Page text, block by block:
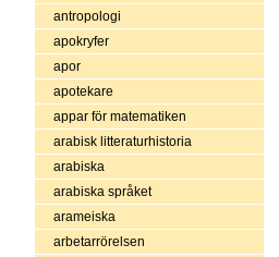
antropologi
apokryfer
apor
apotekare
appar för matematiken
arabisk litteraturhistoria
arabiska
arabiska språket
arameiska
arbetarrörelsen